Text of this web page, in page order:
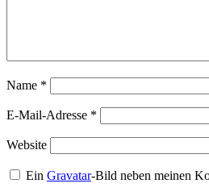
Name *
E-Mail-Adresse *
Website
EinGravatar-Bild neben meinen